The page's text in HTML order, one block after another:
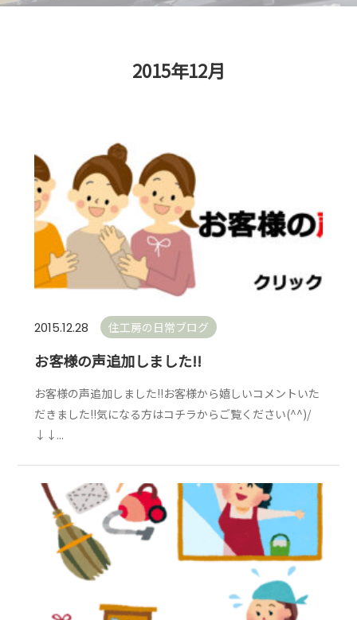
2015年12月
2015.12.28 住工房の日常ブログ
お客様の声追加しました!!
お客様の声追加しました!!お客様から嬉しいコメントいた
だきました!!気になる方はコチラからご覧ください(^^)/
↓↓...